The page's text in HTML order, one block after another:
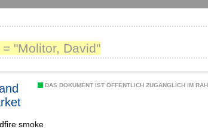
"Molitor, David"
DAS DOKUMENT IST ÖFFENTLICH ZUGÄNGLICH IM
smoke